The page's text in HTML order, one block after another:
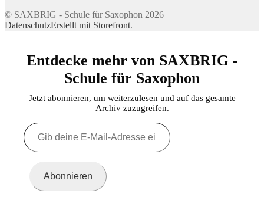
© SAXBRIG - Schule für Saxophon 2026
DatenschutzErstellt mit Storefront.
Entdecke mehr von SAXBRIG -
Schule für Saxophon
Jetzt abonnieren, um weiterzulesen und auf das gesamte
Archiv zuzugreifen.
Gib
deine
E-
Abonnieren